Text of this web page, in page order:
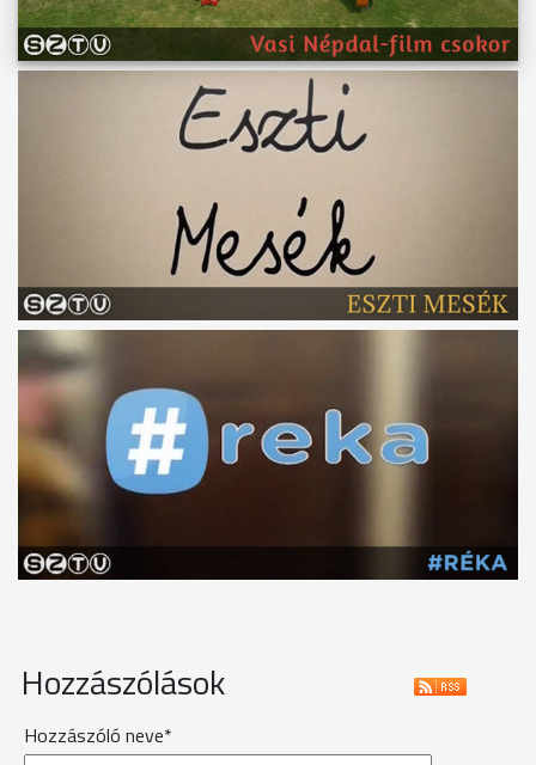
Hozzászólások
Hozzászóló neve*